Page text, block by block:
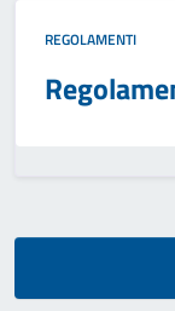
REGOLAMENTI